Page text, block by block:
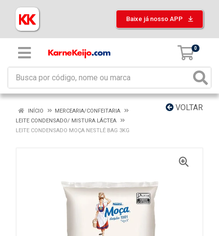
Baixe já nosso APP
0
VOLTAR
INÍCIO
MERCEARIA/CONFEITARIA
LEITE CONDENSADO/ MISTURA LÁCTEA
LEITE CONDENSADO MOÇA NESTLÉ BAG 3KG